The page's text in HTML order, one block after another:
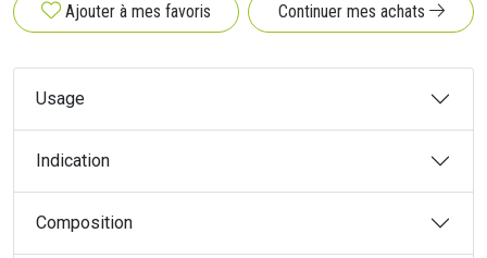
Ajouter à mes favoris Continuer mes achats
Usage
Indication
Composition